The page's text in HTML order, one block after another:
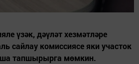
үзәк, дәүләт хезмәтләре
сайлау комиссиясе яки участок
тапшырырга мөмкин.